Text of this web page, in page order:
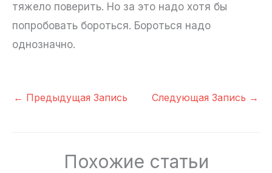
тяжело поверить. Но за это надо хотя бы
попробовать бороться. Бороться надо
однозначно.
← Предыдущая Запись Следующая Запись →
Похожие статьи